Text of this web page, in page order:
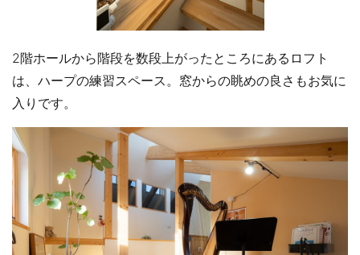
2階ホールから階段を数段上がったところにあるロフト
は、ハープの練習スペース。窓からの眺めの良さもお気に
入りです。